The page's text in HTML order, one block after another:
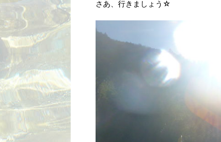
さあ、行きましょう☆